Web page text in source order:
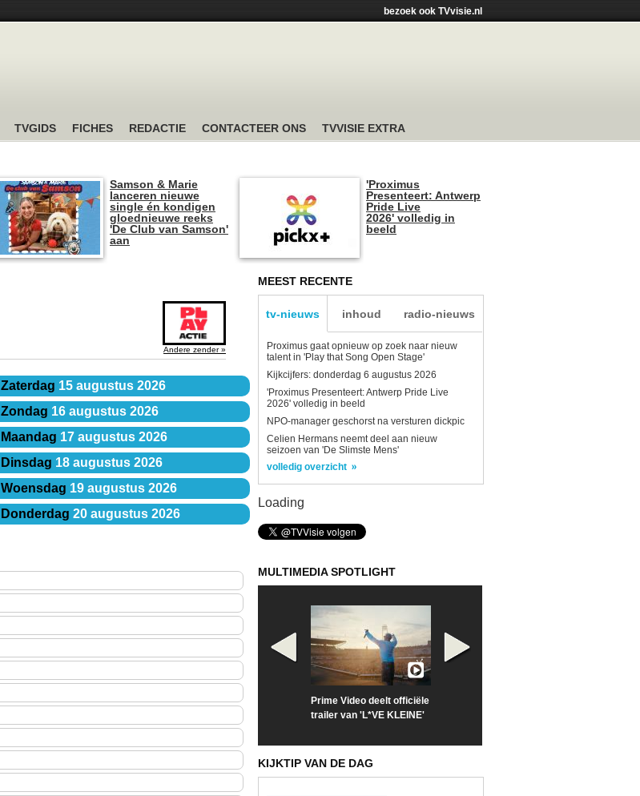
bezoek ook TVvisie.nl
TVGIDS FICHES REDACTIE CONTACTEER ONS TVVISIE EXTRA
Samson & Marie
lanceren nieuwe
single én kondigen
gloednieuwe reeks
'De Club van Samson'
aan
'Proximus
Presenteert: Antwerp
Pride Live
2026' volledig in
beeld
Andere zender »
Zaterdag 15 augustus 2026
Zondag 16 augustus 2026
Maandag 17 augustus 2026
Dinsdag 18 augustus 2026
Woensdag 19 augustus 2026
Donderdag 20 augustus 2026
MEEST RECENTE
tv-nieuws inhoud radio-nieuws
Proximus gaat opnieuw op zoek naar nieuw
talent in 'Play that Song Open Stage'
Kijkcijfers: donderdag 6 augustus 2026
'Proximus Presenteert: Antwerp Pride Live
2026' volledig in beeld
NPO-manager geschorst na versturen dickpic
Celien Hermans neemt deel aan nieuw
seizoen van 'De Slimste Mens'
volledig overzicht
Loading
MULTIMEDIA SPOTLIGHT
Prime Video deelt officiële
trailer van 'L*VE KLEINE'
KIJKTIP VAN DE DAG